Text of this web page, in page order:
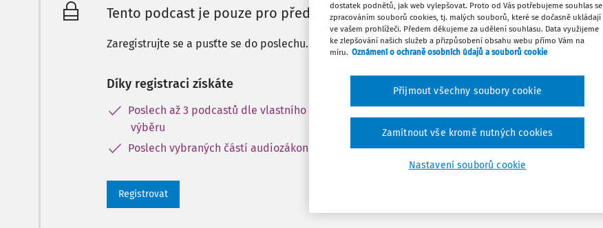
Tento podcast je pouze pro předplatitele
Zaregistrujte se a pusťte se do poslechu.
Díky registraci získáte
Poslech až 3 podcastů dle vlastního
výběru
Odemčené podcasty
Poslech vybraných částí audiozákonů Možnost využít mobilní aplikaci
Registrovat
dostatek podnětů, jak web vylepšovat. Proto od Vás potřebujeme souhlas se
zpracováním souborů cookies, tj. malých souborů, které se dočasně ukládají
ve vašem prohlížeči. Předem děkujeme za udělení souhlasu. Data využijeme
ke zlepšování našich služeb a přizpůsobení obsahu webu přímo Vám na
míru. Oznámení o ochraně osobních údajů a souborů cookie
Nastavení souborů cookie
Zamítnout vše kromě nutných cookies
Přijmout všechny soubory cookie